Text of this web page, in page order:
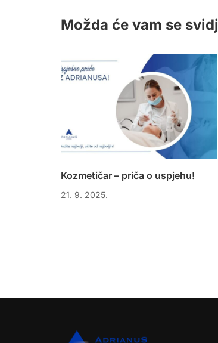
Možda će vam se
Kozmetičar – priča o uspjehu!
21. 9. 2025.